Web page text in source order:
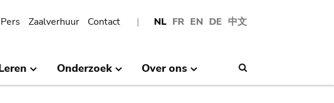
NL FR EN DE 中文
Pers Zaalverhuur Contact
Onderzoek Over ons